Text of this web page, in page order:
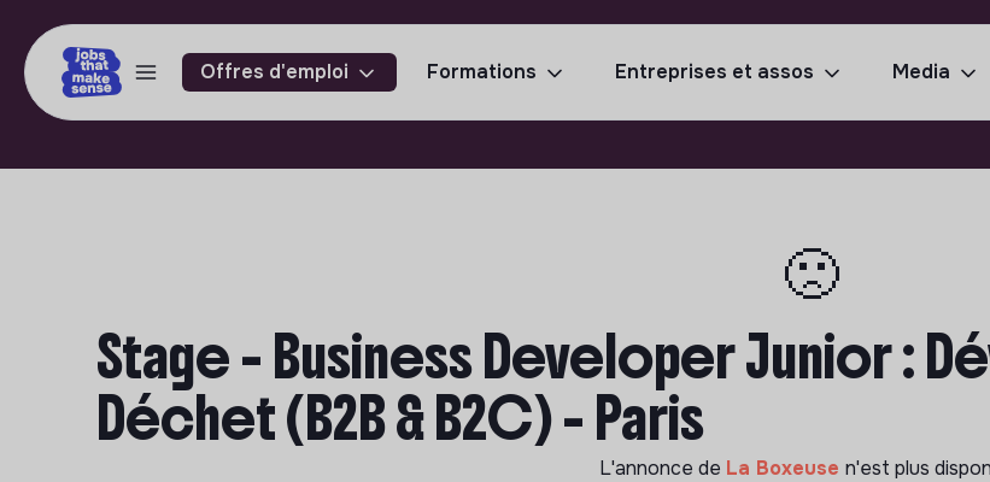
Offres d'emploi Formations Entreprises et assos Media
🙁
Stage - Business Developer Junior :
Déchet (B2B & B2C) - Paris
L'annonce de La Boxeuse n'est plus